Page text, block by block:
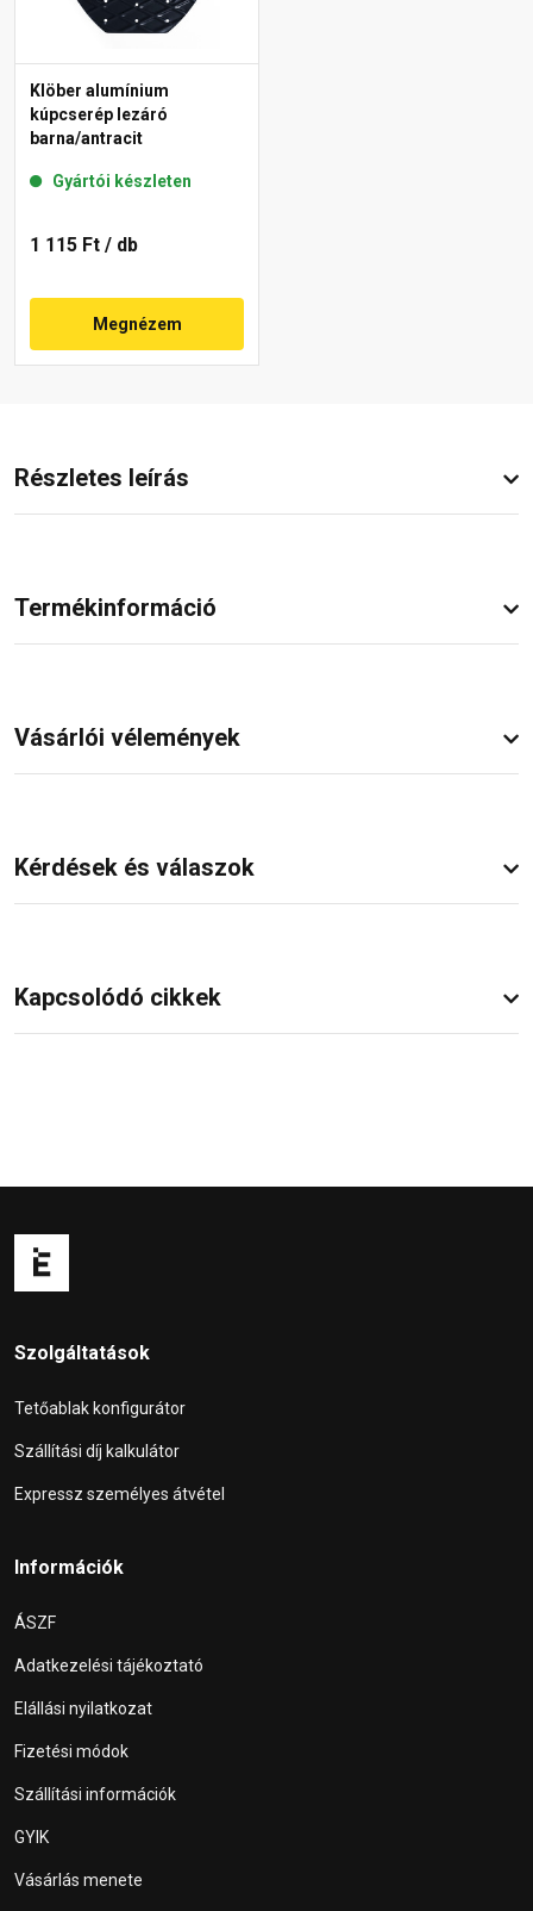
Klöber alumínium
kúpcserép lezáró
barna/antracit
Gyártói készleten
1 115 Ft / db
Megnézem
Részletes leírás
Termékinformáció
Vásárlói vélemények
Kérdések és válaszok
Kapcsolódó cikkek
Szolgáltatások
Tetőablak konfigurátor
Szállítási díj kalkulátor
Expressz személyes átvétel
Információk
ÁSZF
Adatkezelési tájékoztató
Elállási nyilatkozat
Fizetési módok
Szállítási információk
GYIK
Vásárlás menete